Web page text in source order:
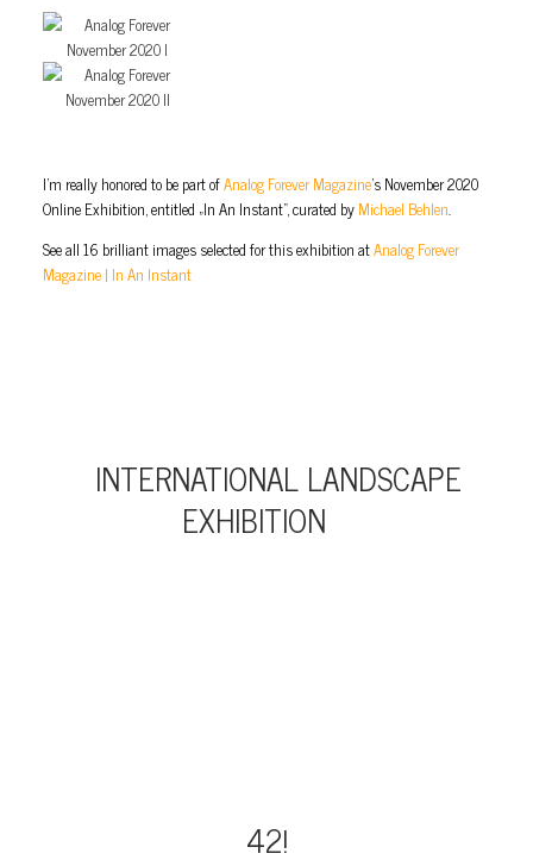
I’m really honored to be part ofAnalog Forever Magazine’s November 2020
Online Exhibition, entitled „In An Instant“, curated byMichael Behlen.
See all 16 brilliant images selected for this exhibition atAnalog Forever
Magazine | In An Instant
INTERNATIONAL LANDSCAPE
EXHIBITION
42!